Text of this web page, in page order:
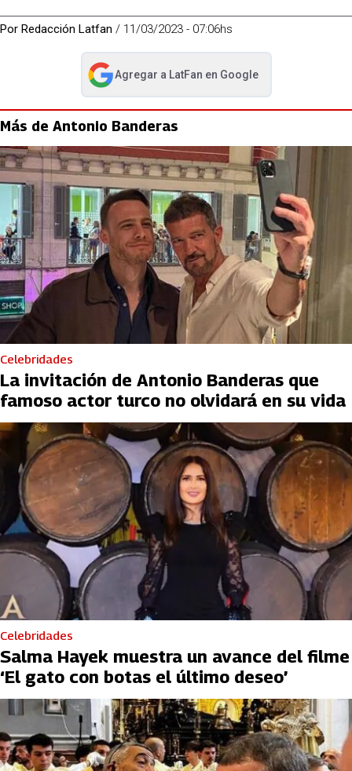
Por Redacción Latfan / 11/03/2023 - 07:06hs
Agregar a LatFan en Google
abre en nueva pestaña
Más de Antonio Banderas
Celebridades
La invitación de Antonio Banderas que
famoso actor turco no olvidará en su vida
Celebridades
Salma Hayek muestra un avance del filme
‘El gato con botas el último deseo’